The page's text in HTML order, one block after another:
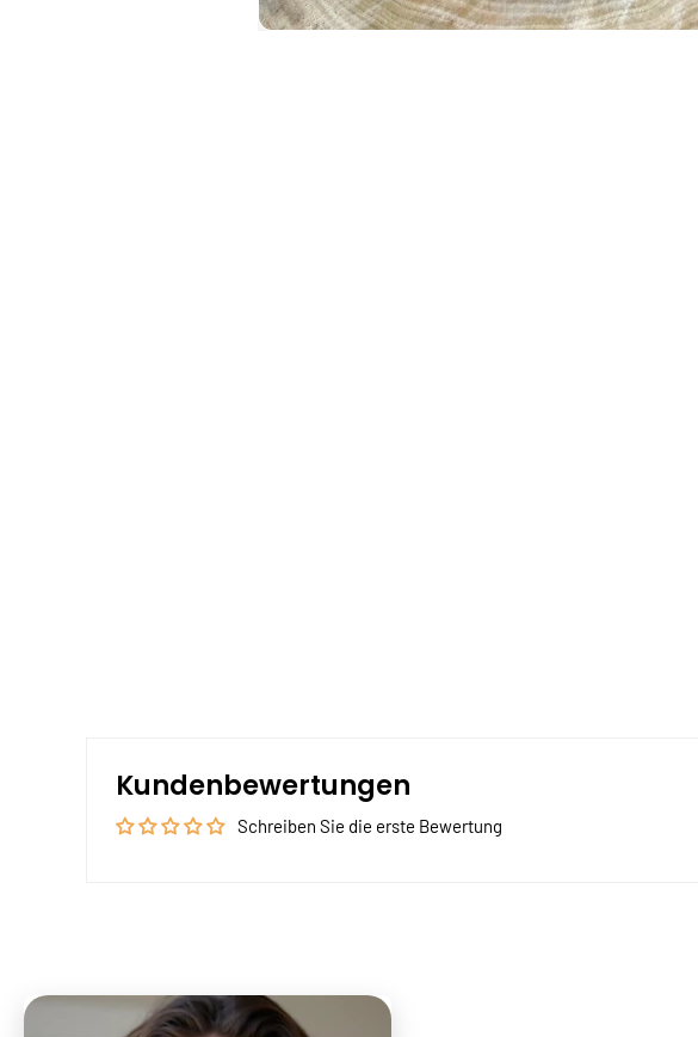
Kundenbewertungen
Schreiben Sie die erste Bewertung